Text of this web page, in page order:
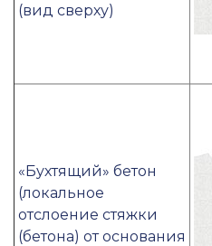
(вид сверху)
«Бухтящий» бетон
(локальное
отслоение стяжки
(бетона) от основания